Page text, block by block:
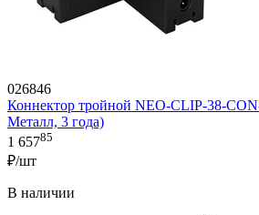
026846
Коннектор тройной NEO-CLIP-38-
Металл, 3 года)
1 65785
₽/шт
В наличии